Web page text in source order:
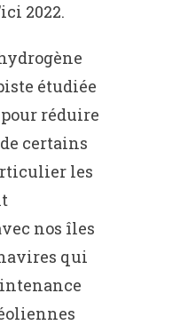
2022.
étudiée
réduire
certains
les
nos îles
qui